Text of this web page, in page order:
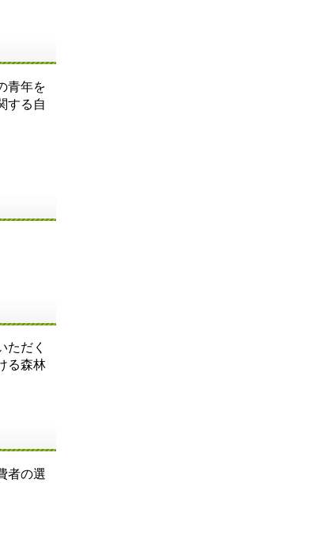
青年を
する自
ただく
る森林
者の選